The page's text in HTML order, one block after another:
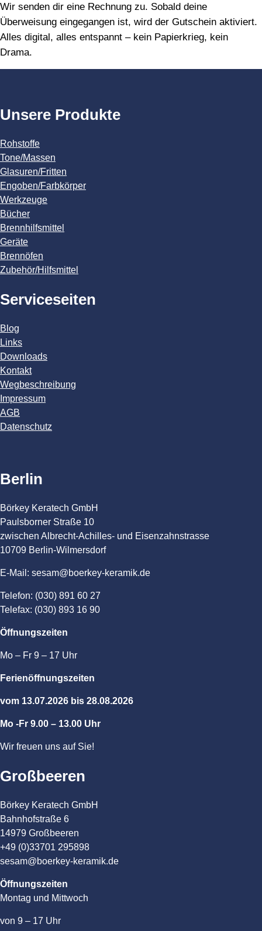
Wir senden dir eine Rechnung zu. Sobald deine
Überweisung eingegangen ist, wird der Gutschein aktiviert.
Alles digital, alles entspannt – kein Papierkrieg, kein
Drama.
Unsere Produkte
Rohstoffe
Tone/Massen
Glasuren/Fritten
Engoben/Farbkörper
Werkzeuge
Bücher
Brennhilfsmittel
Geräte
Brennöfen
Zubehör/Hilfsmittel
Serviceseiten
Blog
Links
Downloads
Kontakt
Wegbeschreibung
Impressum
AGB
Datenschutz
Berlin
Börkey Keratech GmbH
Paulsborner Straße 10
zwischen Albrecht-Achilles- und Eisenzahnstrasse
10709 Berlin-Wilmersdorf
E-Mail: sesam@boerkey-keramik.de
Telefon: (030) 891 60 27
Telefax: (030) 893 16 90
Öffnungszeiten
Mo – Fr 9 – 17 Uhr
Ferienöffnungszeiten
vom 13.07.2026 bis 28.08.2026
Mo -Fr 9.00 – 13.00 Uhr
Wir freuen uns auf Sie!
Großbeeren
Börkey Keratech GmbH
Bahnhofstraße 6
14979 Großbeeren
+49 (0)33701 295898
sesam@boerkey-keramik.de
Öffnungszeiten
Montag und Mittwoch
von 9 – 17 Uhr